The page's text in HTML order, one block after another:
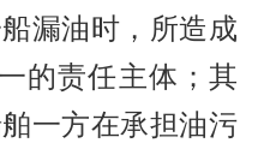
漏油时，所造成
的责任主体；其
一方在承担油污